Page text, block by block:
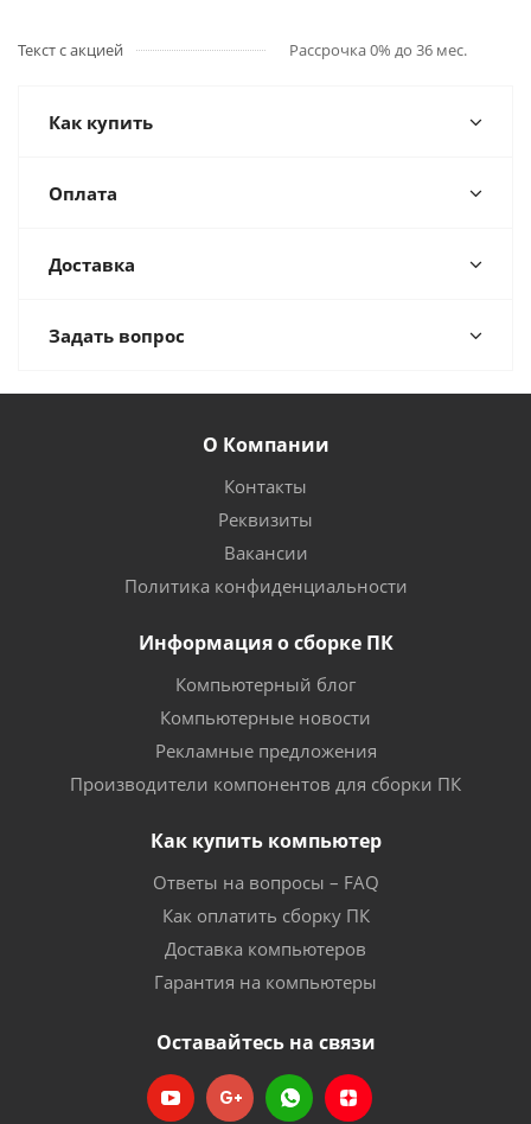
Текст с акцией Рассрочка 0% до 36 мес.
Как купить
Оплата
Доставка
Задать вопрос
О Компании
Контакты
Реквизиты
Вакансии
Политика конфиденциальности
Информация о сборке ПК
Компьютерный блог
Компьютерные новости
Рекламные предложения
Производители компонентов для сборки ПК
Как купить компьютер
Ответы на вопросы – FAQ
Как оплатить сборку ПК
Доставка компьютеров
Гарантия на компьютеры
Оставайтесь на связи